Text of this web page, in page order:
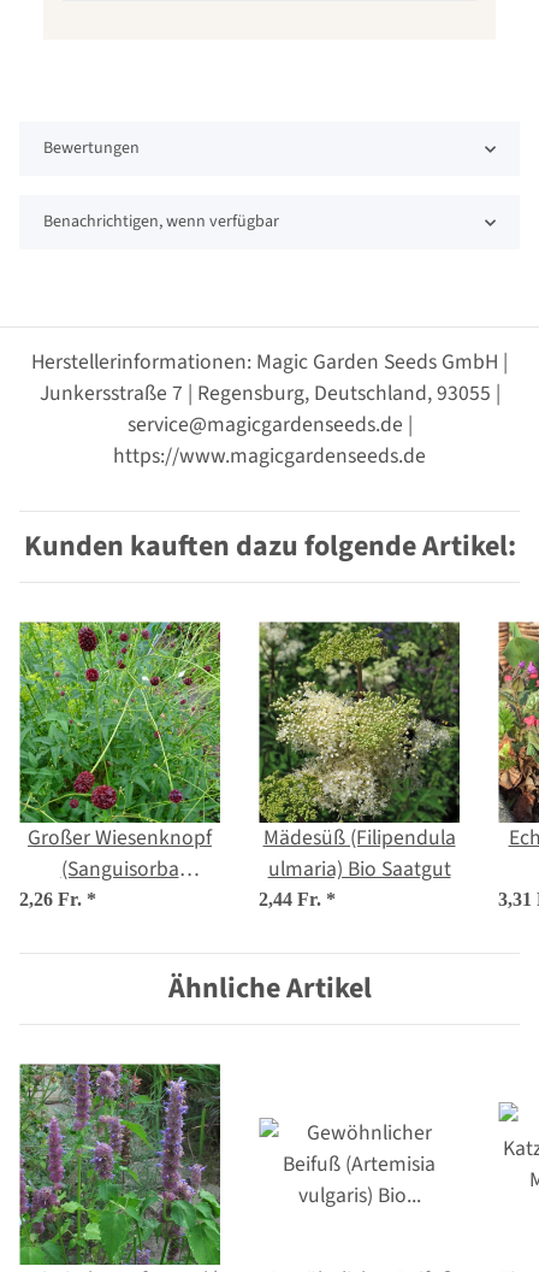
Bewertungen
Benachrichtigen, wenn verfügbar
Herstellerinformationen: Magic Garden Seeds GmbH |
Junkersstraße 7 | Regensburg, Deutschland, 93055 |
service@magicgardenseeds.de |
https://www.magicgardenseeds.de
Kunden kauften dazu folgende Artikel:
Großer Wiesenknopf
(Sanguisorba
officinalis) Samen
2,26 Fr. *
Mädesüß (Filipendula
ulmaria) Bio Saatgut
2,44 Fr. *
Ähnliche Artikel